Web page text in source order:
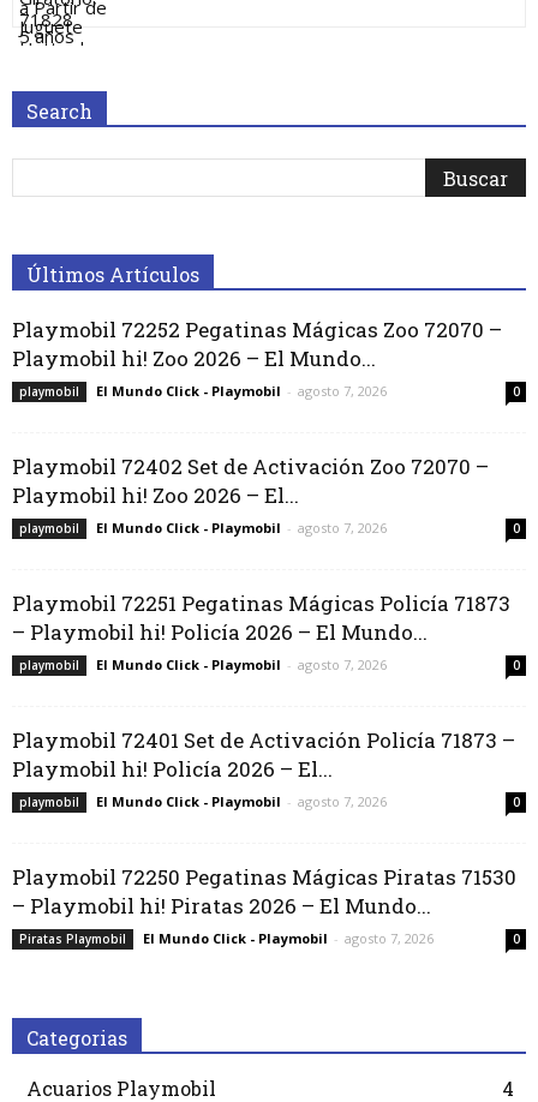
Search
Últimos Artículos
Playmobil 72252 Pegatinas Mágicas Zoo 72070 –
Playmobil hi! Zoo 2026 – El Mundo...
playmobil El Mundo Click - Playmobil - agosto 7, 2026 0
Playmobil 72402 Set de Activación Zoo 72070 –
Playmobil hi! Zoo 2026 – El...
playmobil El Mundo Click - Playmobil - agosto 7, 2026 0
Playmobil 72251 Pegatinas Mágicas Policía 71873
– Playmobil hi! Policía 2026 – El Mundo...
playmobil El Mundo Click - Playmobil - agosto 7, 2026 0
Playmobil 72401 Set de Activación Policía 71873 –
Playmobil hi! Policía 2026 – El...
playmobil El Mundo Click - Playmobil - agosto 7, 2026 0
Playmobil 72250 Pegatinas Mágicas Piratas 71530
– Playmobil hi! Piratas 2026 – El Mundo...
Piratas Playmobil El Mundo Click - Playmobil - agosto 7, 2026 0
Categorias
Acuarios Playmobil
4